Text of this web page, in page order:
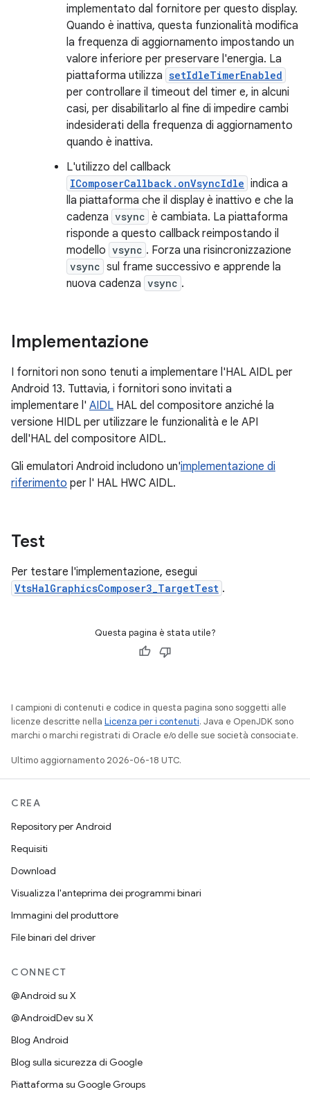
implementato dal fornitore per questo display.
Quando è inattiva, questa funzionalità modifica
la frequenza di aggiornamento impostando un
valore inferiore per preservare l'energia. La
piattaforma utilizza setIdleTimerEnabled
per controllare il timeout del timer e, in alcuni
casi, per disabilitarlo al fine di impedire cambi
indesiderati della frequenza di aggiornamento
quando è inattiva.
L'utilizzo del callback
IComposerCallback.onVsyncIdle indica a
lla piattaforma che il display è inattivo e che la
cadenza vsync è cambiata. La piattaforma
risponde a questo callback reimpostando il
modello vsync . Forza una risincronizzazione
vsync sul frame successivo e apprende la
nuova cadenza vsync .
Implementazione
I fornitori non sono tenuti a implementare l'HAL AIDL per
Android 13. Tuttavia, i fornitori sono invitati a
implementare l' AIDL HAL del compositore anziché la
versione HIDL per utilizzare le funzionalità e le API
dell'HAL del compositore AIDL.
Gli emulatori Android includono un'implementazione di
riferimento per l' HAL HWC AIDL.
Test
Per testare l'implementazione, esegui
VtsHalGraphicsComposer3_TargetTest .
Questa pagina è stata utile?
I campioni di contenuti e codice in questa pagina sono soggetti alle
licenze descritte nella Licenza per i contenuti. Java e OpenJDK sono
marchi o marchi registrati di Oracle e/o delle sue società consociate.
Ultimo aggiornamento 2026-06-18 UTC.
CREA
Repository per Android
Requisiti
Download
Visualizza l'anteprima dei programmi binari
Immagini del produttore
File binari del driver
CONNECT
@Android su X
@AndroidDev su X
Blog Android
Blog sulla sicurezza di Google
Piattaforma su Google Groups